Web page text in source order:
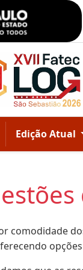
Edição Atual
comodidade